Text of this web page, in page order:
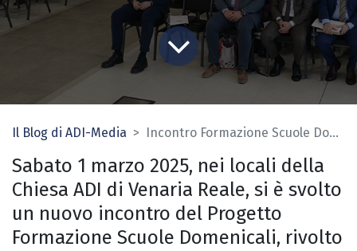
Il Blog di ADI-Media Incontro Formazione Scuole Domenicali a Venaria Reale (TO)
Sabato 1 marzo 2025, nei locali della
Chiesa ADI di Venaria Reale, si è svolto
un nuovo incontro del Progetto
Formazione Scuole Domenicali, rivolto